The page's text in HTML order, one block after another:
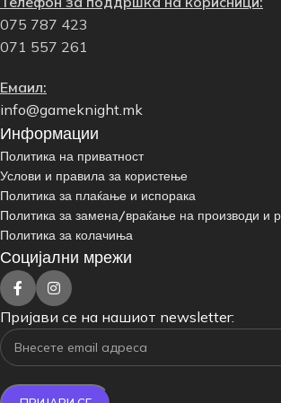
075 787 423
071 557 261
Емаил:
info@gameknight.mk
Информации
Политика на приватност
Услови и правила за користење
Политика за плаќање и испорака
Политика за замена/враќање на производи и
Политика за колачиња
Социјални мрежи
Пријави се на нашиот newsletter: